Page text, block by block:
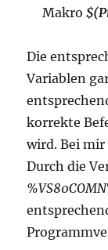
Makro
Die
Variablen
korrekte
wird. Bei
Durch die